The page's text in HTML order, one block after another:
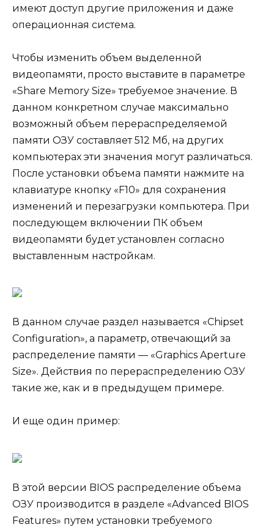
имеют доступ другие приложения и даже
операционная система.
Чтобы изменить объем выделенной
видеопамяти, просто выставите в параметре
«Share Memory Size» требуемое значение. В
данном конкретном случае максимально
возможный объем перераспределяемой
памяти ОЗУ составляет 512 Мб, на других
компьютерах эти значения могут различаться.
После установки объема памяти нажмите на
клавиатуре кнопку «F10» для сохранения
изменений и перезагрузки компьютера. При
последующем включении ПК объем
видеопамяти будет установлен согласно
выставленным настройкам.
В данном случае раздел называется «Chipset
Configuration», а параметр, отвечающий за
распределение памяти — «Graphics Aperture
Size». Действия по перераспределению ОЗУ
такие же, как и в предыдущем примере.
И еще один пример:
В этой версии BIOS распределение объема
ОЗУ производится в разделе «Advanced BIOS
Features» путем установки требуемого